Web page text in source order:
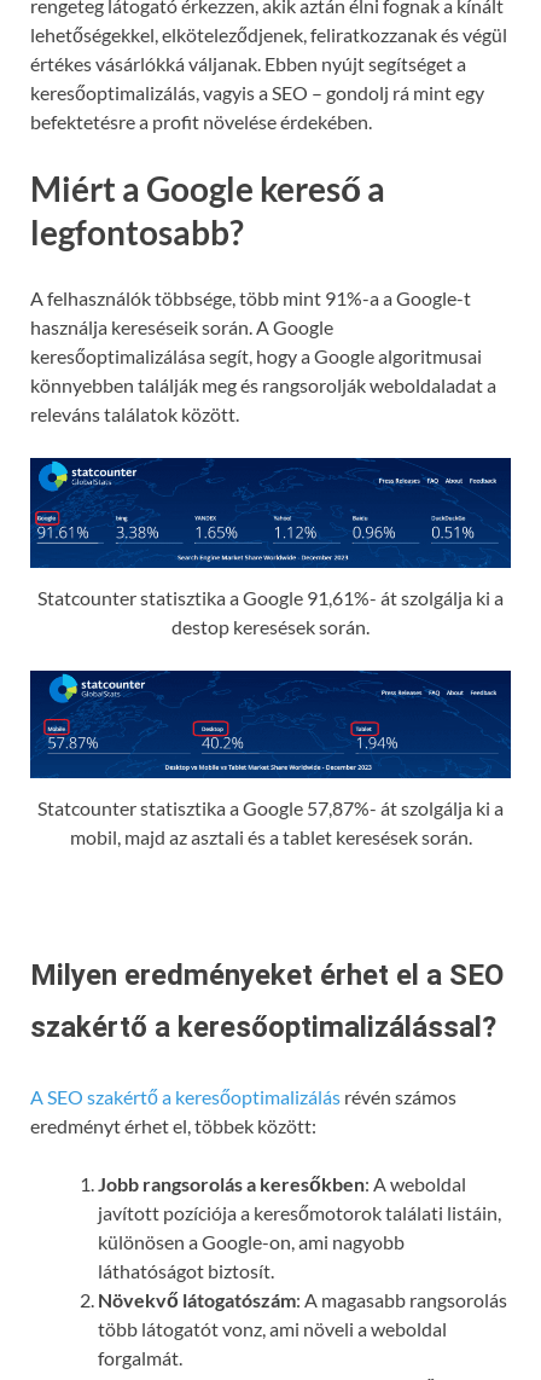
rengeteg látogató érkezzen, akik aztán élni fognak a kínált
lehetőségekkel, elköteleződjenek, feliratkozzanak és végül
értékes vásárlókká váljanak. Ebben nyújt segítséget a
keresőoptimalizálás, vagyis a SEO – gondolj rá mint egy
befektetésre a profit növelése érdekében.
Miért a Google kereső a
legfontosabb?
A felhasználók többsége, több mint 91%-a a Google-t
használja kereséseik során. A Google
keresőoptimalizálása segít, hogy a Google algoritmusai
könnyebben találják meg és rangsorolják weboldaladat a
releváns találatok között.
Statcounter statisztika a Google 91,61%- át szolgálja ki a
destop keresések során.
Statcounter statisztika a Google 57,87%- át szolgálja ki a
mobil, majd az asztali és a tablet keresések során.
Milyen eredményeket érhet el a SEO
szakértő a keresőoptimalizálással?
A SEO szakértő a keresőoptimalizálás révén számos
eredményt érhet el, többek között:
Jobb rangsorolás a keresőkben: A weboldal
javított pozíciója a keresőmotorok találati listáin,
különösen a Google-on, ami nagyobb
láthatóságot biztosít.
Növekvő látogatószám: A magasabb rangsorolás
több látogatót vonz, ami növeli a weboldal
forgalmát.